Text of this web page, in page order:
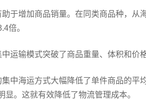
于增加商品销量。在同类商品种，从
倍。
运输模式突破了商品重量、体积和价
中海运方式大幅降低了单件商品的平
显。这就有效降低了物流管理成本。